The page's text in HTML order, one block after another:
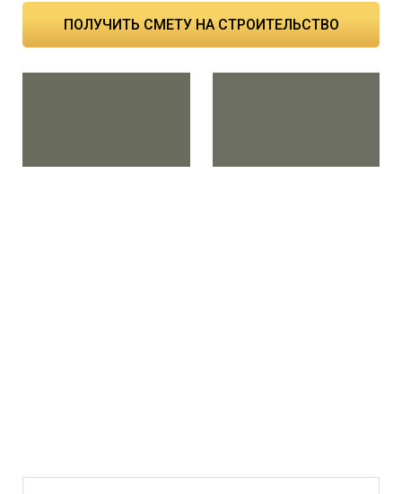
ПОЛУЧИТЬ СМЕТУ НА СТРОИТЕЛЬСТВО